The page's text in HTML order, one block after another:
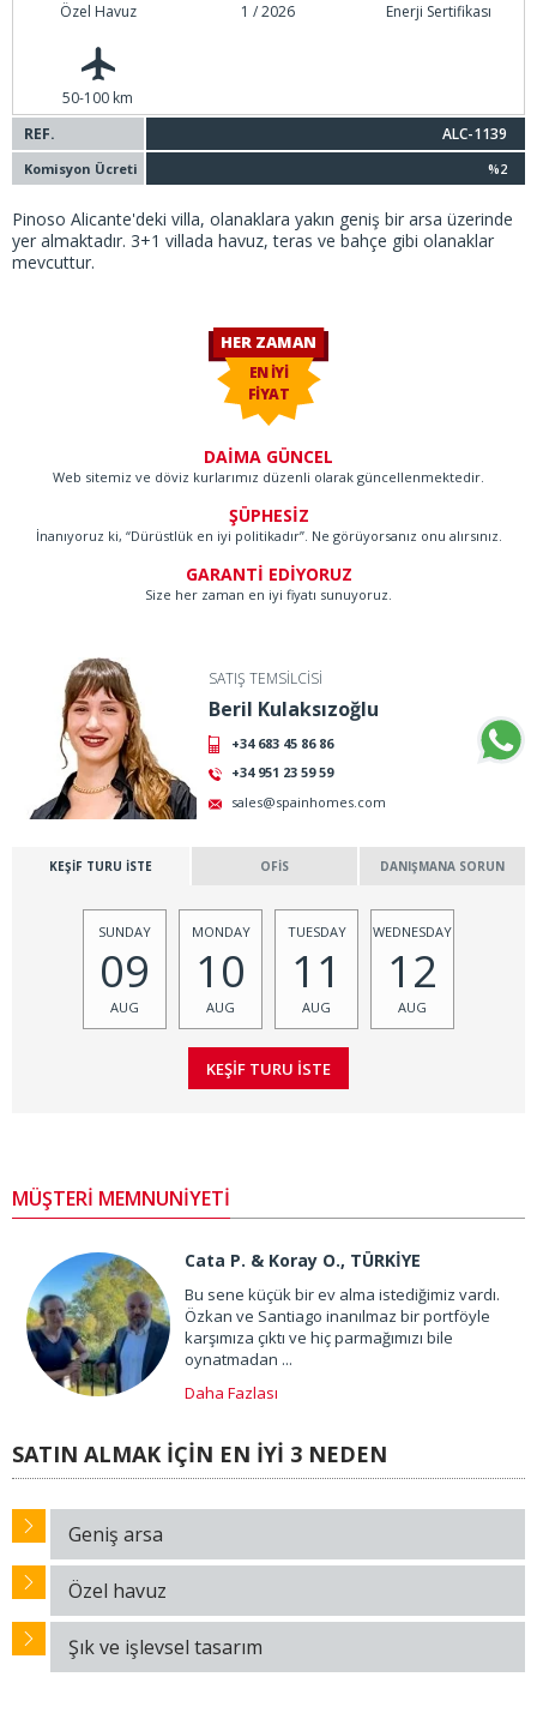
Özel Havuz 1 / 2026 Enerji Sertifikası
50-100 km
REF.
ALC-1139
Komisyon Ücreti %2
Pinoso Alicante'deki villa, olanaklara yakın geniş bir arsa üzerinde
yer almaktadır. 3+1 villada havuz, teras ve bahçe gibi olanaklar
mevcuttur.
HER ZAMAN
EN İYİ
FİYAT
DAİMA GÜNCEL
Web sitemiz ve döviz kurlarımız düzenli olarak güncellenmektedir.
ŞÜPHESİZ
İnanıyoruz ki, “Dürüstlük en iyi politikadır”. Ne görüyorsanız onu alırsınız.
GARANTİ EDİYORUZ
Size her zaman en iyi fiyatı sunuyoruz.
SATIŞ TEMSİLCİSİ
Beril Kulaksızoğlu
+34 683 45 86 86
+34 951 23 59 59
sales@spainhomes.com
KEŞİF TURU İSTE OFİS DANIŞMANA SORUN
SUNDAY
09
AUG
MONDAY
10
AUG
TUESDAY
11
AUG
WEDNESDAY
12
AUG
MÜŞTERİ MEMNUNİYETİ
Cata P. & Koray O., TÜRKİYE
Bu sene küçük bir ev alma istediğimiz vardı.
Özkan ve Santiago inanılmaz bir portföyle
karşımıza çıktı ve hiç parmağımızı bile
oynatmadan ...
Daha Fazlası
SATIN ALMAK İÇİN EN İYİ 3 NEDEN
Geniş arsa
Özel havuz
Şık ve işlevsel tasarım